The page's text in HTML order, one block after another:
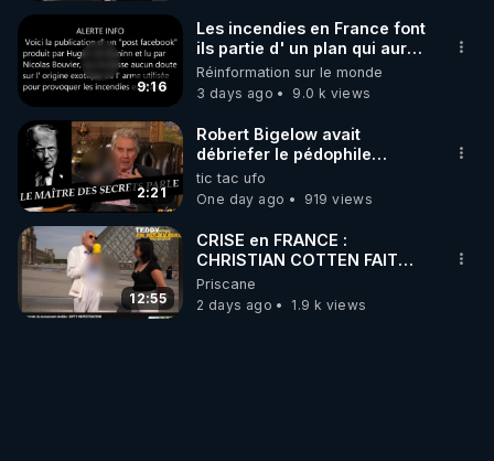
9:16
Les incendies en France font
ils partie d' un plan qui aurait
débuté le 11 septembre 2001
?
Réinformation sur le monde
3 days ago
9.0 k views
2:21
Robert Bigelow avait
débriefer le pédophile
génocidaire de donald j
trump
tic tac ufo
One day ago
919 views
12:55
CRISE en FRANCE :
CHRISTIAN COTTEN FAIT
une étrange découverte
Priscane
2 days ago
1.9 k views